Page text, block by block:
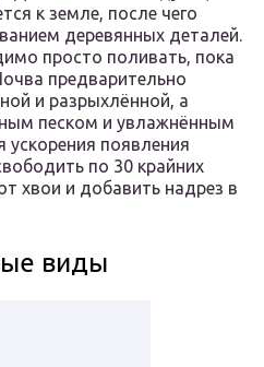
к земле, после чего
деревянных деталей.
просто поливать, пока
предварительно
и разрыхлённой, а
песком и увлажнённым
появления
по 30 крайних
хвои и добавить надрез в
виды